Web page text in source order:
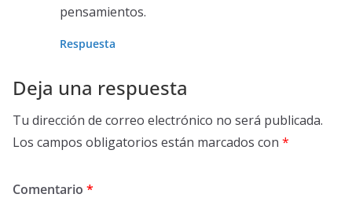
pensamientos.
Respuesta
Deja una respuesta
Tu dirección de correo electrónico no será publicada.
Los campos obligatorios están marcados con *
Comentario *